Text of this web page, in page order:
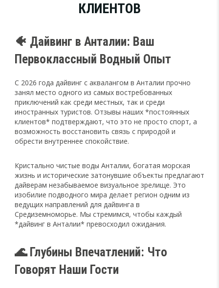
КЛИЕНТОВ
🐠 Дайвинг в Анталии: Ваш
Первоклассный Водный Опыт
С 2026 года дайвинг с аквалангом в Анталии прочно
занял место одного из самых востребованных
приключений как среди местных, так и среди
иностранных туристов. Отзывы наших *постоянных
клиентов* подтверждают, что это не просто спорт, а
возможность восстановить связь с природой и
обрести внутреннее спокойствие.
Кристально чистые воды Анталии, богатая морская
жизнь и исторические затонувшие объекты предлагают
дайверам незабываемое визуальное зрелище. Это
изобилие подводного мира делает регион одним из
ведущих направлений для дайвинга в
Средиземноморье. Мы стремимся, чтобы каждый
*дайвинг в Анталии* превосходил ожидания.
🌊 Глубины Впечатлений: Что
Говорят Наши Гости